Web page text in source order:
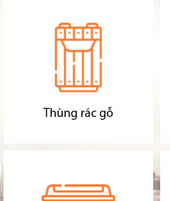
Thùng rác gỗ